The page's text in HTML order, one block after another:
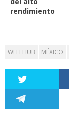
rendimiento
WELLHUB MÉXICO